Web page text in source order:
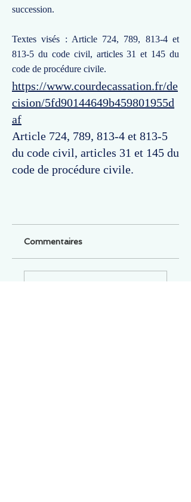
succession.
Textes visés : Article 724, 789, 813-4 et
813-5 du code civil, articles 31 et 145 du
code de procédure civile.
https://www.courdecassation.fr/de
cision/5fd90144649b459801955d
af
Article 724, 789, 813-4 et 813-5
du code civil, articles 31 et 145 du
code de procédure civile.
Commentaires